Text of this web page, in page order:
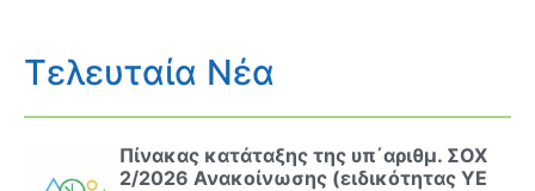
Τελευταία Νέα
Πίνακας κατάταξης της υπ΄αριθμ. ΣΟΧ
2/2026 Ανακοίνωσης (ειδικότητας ΥΕ